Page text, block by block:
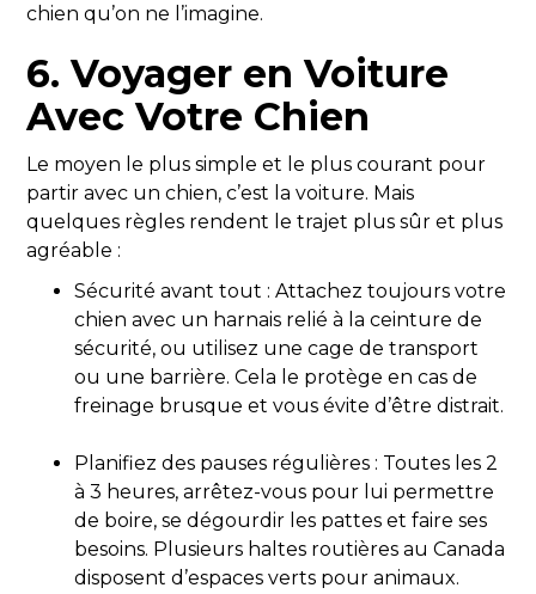
chien qu’on ne l’imagine.
6.Voyager en Voiture
Avec Votre Chien
Le moyen le plus simple et le plus courant pour
partir avec un chien, c’est la voiture. Mais
quelques règles rendent le trajet plus sûr et plus
agréable :
Sécurité avant tout : Attachez toujours votre
chien avec un harnais relié à la ceinture de
sécurité, ou utilisez une cage de transport
ou une barrière. Cela le protège en cas de
freinage brusque et vous évite d’être distrait.
Planifiez des pauses régulières : Toutes les 2
à 3 heures, arrêtez-vous pour lui permettre
de boire, se dégourdir les pattes et faire ses
besoins. Plusieurs haltes routières au Canada
disposent d’espaces verts pour animaux.